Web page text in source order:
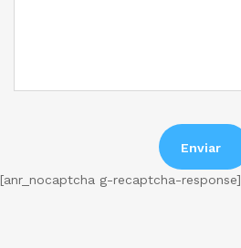
[anr_nocaptcha g-recaptcha-response]